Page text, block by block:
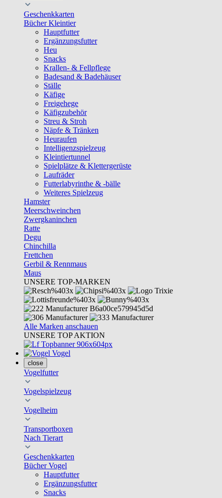
Geschenkkarten
Bücher Kleintier
Hauptfutter
Ergänzungsfutter
Heu
Snacks
Krallen- & Fellpflege
Badesand & Badehäuser
Ställe
Käfige
Freigehege
Käfigzubehör
Streu & Stroh
Näpfe & Tränken
Heuraufen
Intelligenzspielzeug
Kleintiertunnel
Spielplätze & Klettergerüste
Laufräder
Futterlabyrinthe & -bälle
Weiteres Spielzeug
Hamster
Meerschweinchen
Zwergkaninchen
Ratte
Degu
Chinchilla
Frettchen
Gerbil & Rennmaus
Maus
UNSERE TOP-MARKEN
Alle Marken anschauen
UNSERE TOP AKTION
Vogel
close
Vogelfutter
Vogelspielzeug
Vogelheim
Transportboxen
Nach Tierart
Geschenkkarten
Bücher Vogel
Hauptfutter
Ergänzungsfutter
Snacks